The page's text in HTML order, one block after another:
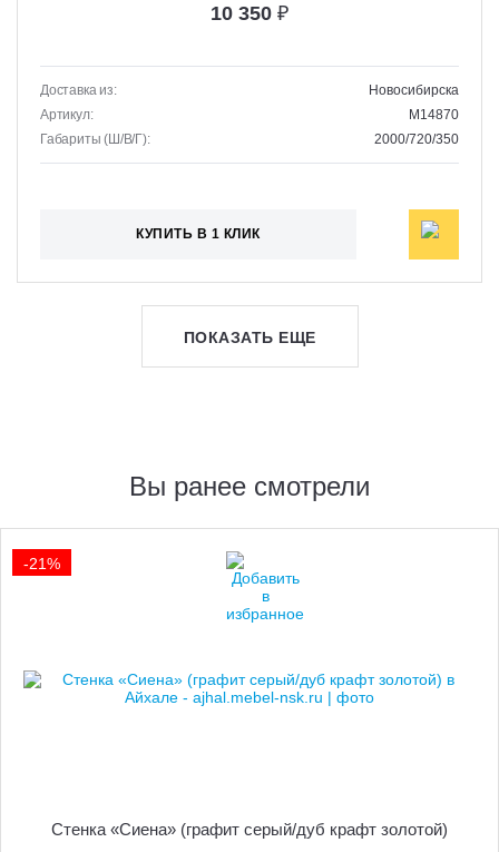
10 350 ₽
Доставка из:
Новосибирска
Артикул:
M14870
Габариты (Ш/В/Г):
2000/720/350
КУПИТЬ В 1 КЛИК
ПОКАЗАТЬ ЕЩЕ
Вы ранее смотрели
Стенка «Сиена» (графит серый/дуб крафт золотой)
-21%